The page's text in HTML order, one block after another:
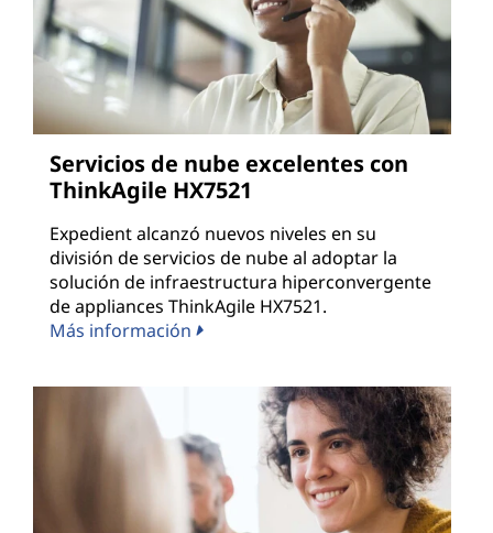
Servicios de nube excelentes con
ThinkAgile HX7521
Expedient alcanzó nuevos niveles en su
división de servicios de nube al adoptar la
solución de infraestructura hiperconvergente
de appliances ThinkAgile HX7521.
Más información